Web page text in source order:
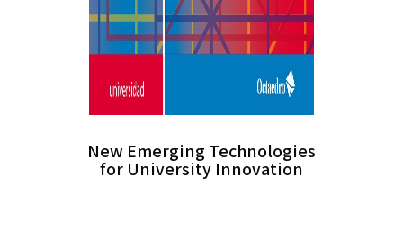
New Emerging Technologies
for University Innovation